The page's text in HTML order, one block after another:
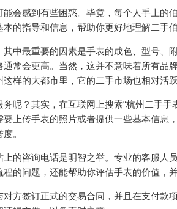
会感到有些困惑。毕竟，每个人手上的
的指导和信息，帮助你更好地理解二手
中最重要的因素是手表的成色、型号、
常会更高。当然，这并不意味着所有品
样的大都市里，它的二手市场也相对活跃
呢？其实，在互联网上搜索“杭州二手手
上传手表的照片或者提供一些基本信息
。
的咨询电话是明智之举。专业的客服人
的问题，还能帮助你评估手表的价值，
方签订正式的交易合同，并且在支付款